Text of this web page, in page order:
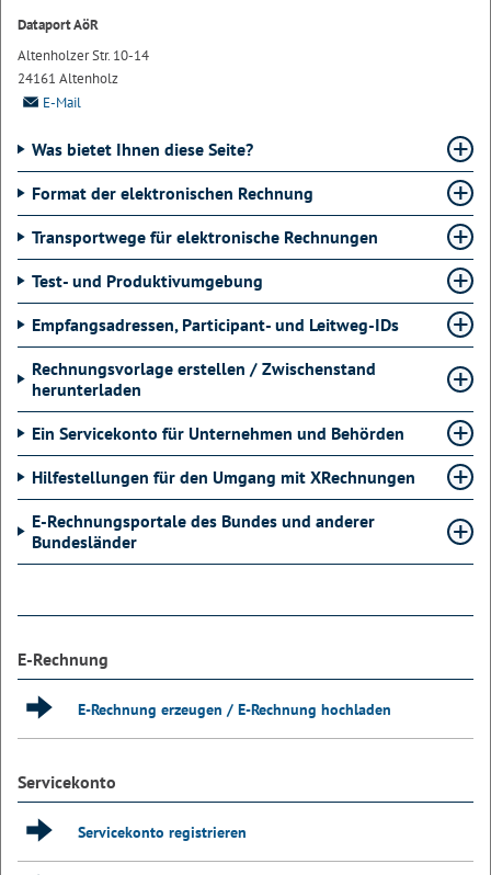
Dataport AöR
Altenholzer Str. 10-14
24161 Altenholz
E-Mail
Was bietet Ihnen diese Seite?
Format der elektronischen Rechnung
Transportwege für elektronische Rechnungen
Test- und Produktivumgebung
Empfangsadressen, Participant- und Leitweg-IDs
Rechnungsvorlage erstellen / Zwischenstand
herunterladen
Ein Servicekonto für Unternehmen und Behörden
Hilfestellungen für den Umgang mit XRechnungen
E-Rechnungsportale des Bundes und anderer
Bundesländer
E-Rechnung
E-Rechnung erzeugen / E-Rechnung hochladen
Servicekonto
Servicekonto registrieren